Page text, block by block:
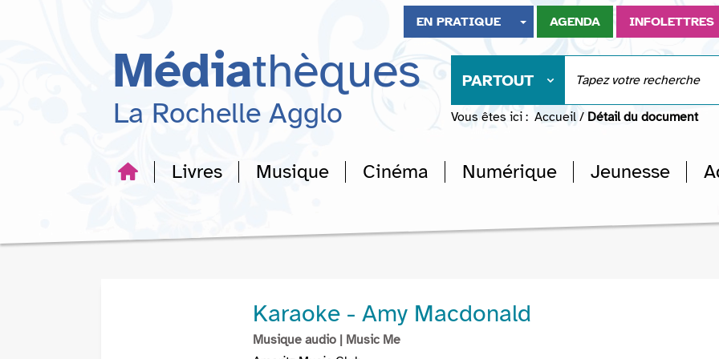
recherche
EN PRATIQUE AGENDA INFOLETTRES
Médiathèques
La Rochelle Agglo
PARTOUT
Vous êtes ici : Accueil / Détail du document
Livres Musique Cinéma Numérique Jeunesse
Karaoke - Amy Macdonald
Musique audio | Music Me